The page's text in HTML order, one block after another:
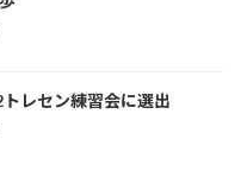
レセン練習会に選出